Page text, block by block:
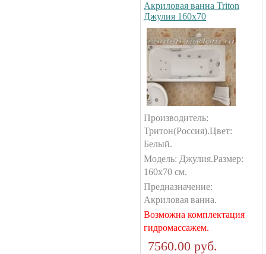
Акриловая ванна Triton
Джулия 160х70
Производитель:
Тритон(Россия).Цвет:
Белый.
Модель: Джулия.Размер:
160х70 см.
Предназначение:
Акриловая ванна.
Возможна комплектация
гидромассажем.
7560.00 руб.